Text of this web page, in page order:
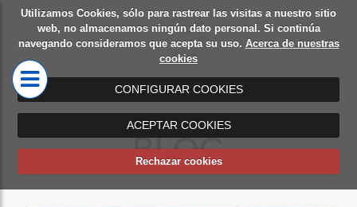
Utilizamos Cookies, sólo para rastrear las visitas a nuestro sitio
web, no almacenamos ningún dato personal. Si continúa
navegando consideramos que acepta su uso. Acerca de nuestras
cookies
CONFIGURAR COOKIES
ACEPTAR COOKIES
Rechazar cookies
Diseño
de
oficinas
Mamparas
de oficina
BLOG